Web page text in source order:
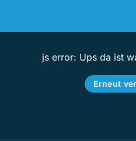
js error: Ups da ist
Erneut